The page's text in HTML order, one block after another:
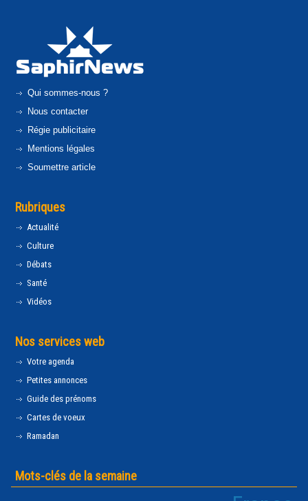
Qui sommes-nous ?
Nous contacter
Régie publicitaire
Mentions légales
Soumettre article
Rubriques
Actualité
Culture
Débats
Santé
Vidéos
Nos services web
Votre agenda
Petites annonces
Guide des prénoms
Cartes de voeux
Ramadan
Mots-clés de la semaine